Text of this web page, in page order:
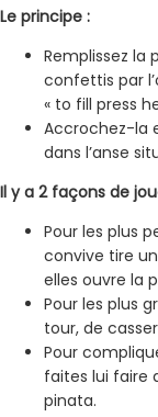
Le principe :
Remplissez la
confettis par
« to fill press
Accrochez-la
dans l’anse
Il y a 2 façons de
Pour les plus
convive tire
elles ouvre la
Pour les plus
tour, de
Pour
faites lui faire
pinata.